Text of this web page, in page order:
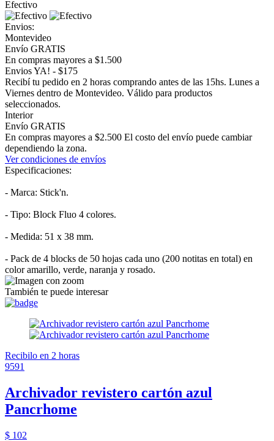
Efectivo
Envios:
Montevideo
Envío GRATIS
En compras mayores a $1.500
Envios YA! - $175
Recibí tu pedido en 2 horas comprando antes de las 15hs. Lunes a
Viernes dentro de Montevideo. Válido para productos
seleccionados.
Interior
Envío GRATIS
En compras mayores a $2.500 El costo del envío puede cambiar
dependiendo la zona.
Ver condiciones de envíos
Especificaciones:
- Marca: Stick'n.
- Tipo: Block Fluo 4 colores.
- Medida: 51 x 38 mm.
- Pack de 4 blocks de 50 hojas cada uno (200 notitas en total) en
color amarillo, verde, naranja y rosado.
También te puede interesar
Recibilo en 2 horas
9591
Archivador revistero cartón azul
Pancrhome
$ 102